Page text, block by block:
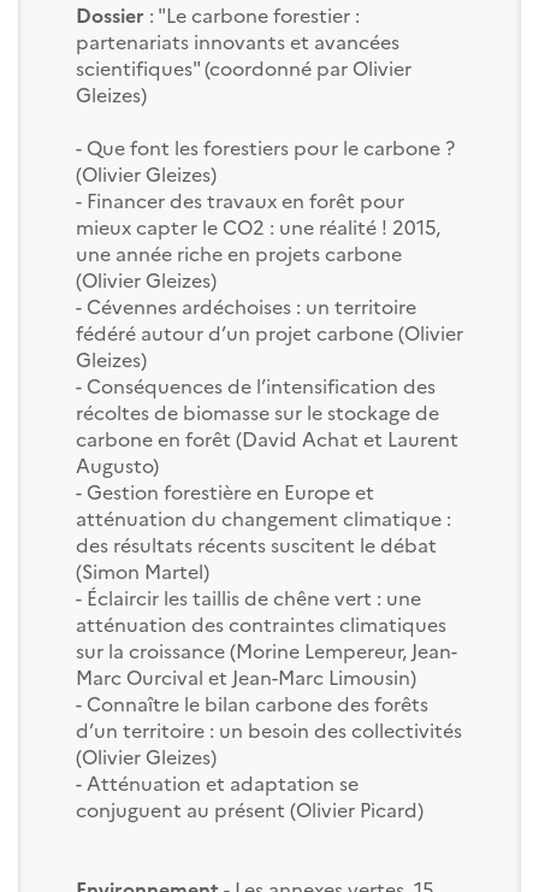
Dossier : "Le carbone forestier :
partenariats innovants et avancées
scientifiques" (coordonné par Olivier
Gleizes)
- Que font les forestiers pour le carbone ?
(Olivier Gleizes)
- Financer des travaux en forêt pour
mieux capter le CO2 : une réalité ! 2015,
une année riche en projets carbone
(Olivier Gleizes)
- Cévennes ardéchoises : un territoire
fédéré autour d’un projet carbone (Olivier
Gleizes)
- Conséquences de l’intensification des
récoltes de biomasse sur le stockage de
carbone en forêt (David Achat et Laurent
Augusto)
- Gestion forestière en Europe et
atténuation du changement climatique :
des résultats récents suscitent le débat
(Simon Martel)
- Éclaircir les taillis de chêne vert : une
atténuation des contraintes climatiques
sur la croissance (Morine Lempereur, Jean-
Marc Ourcival et Jean-Marc Limousin)
- Connaître le bilan carbone des forêts
d’un territoire : un besoin des collectivités
(Olivier Gleizes)
- Atténuation et adaptation se
conjuguent au présent (Olivier Picard)